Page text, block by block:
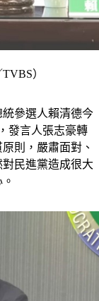
發言人張志豪轉
則，嚴肅面對、
民進黨造成很大
。